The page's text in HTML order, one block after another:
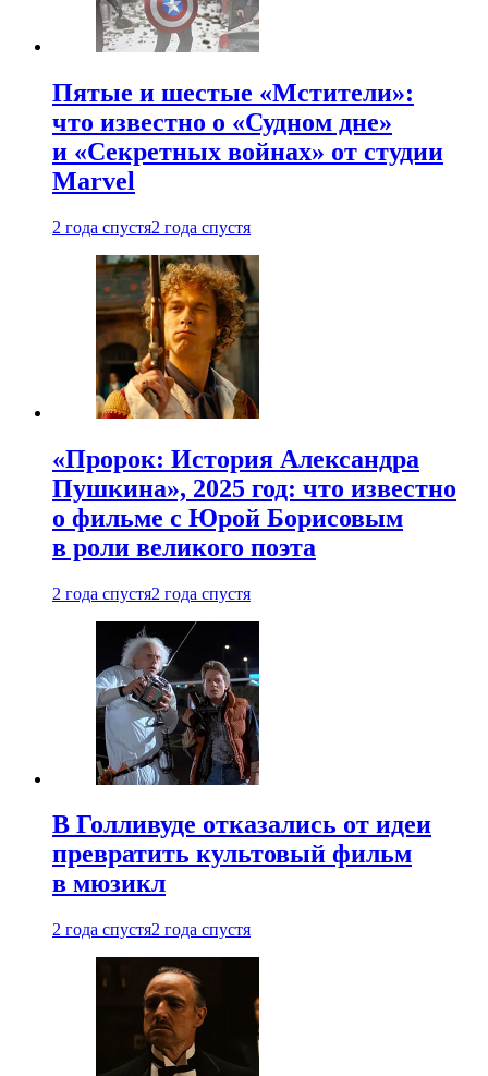
Пятые и шестые «Мстители»:
что известно о «Судном дне»
и «Секретных войнах» от студии
Marvel
2 года спустя2 года спустя
«Пророк: История Александра
Пушкина», 2025 год: что известно
о фильме с Юрой Борисовым
в роли великого поэта
2 года спустя2 года спустя
В Голливуде отказались от идеи
превратить культовый фильм
в мюзикл
2 года спустя2 года спустя